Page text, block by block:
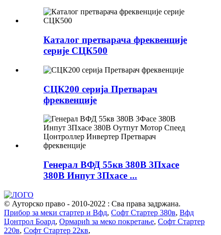
Каталог претварача фреквенције
серије СЦК500
СЦК200 серија Претварач
фреквенције
Генерал ВФД 55кв 380В 3Пхасе
380В Инпут 3Пхасе ...
© Ауторско право - 2010-2022 : Сва права задржана.
Прибор за меки стартер и Вфд, Софт Стартер 380в, Вфд
Цонтрол Боард, Ормарић за меко покретање, Софт Стартер
220в, Софт Стартер 22кв,